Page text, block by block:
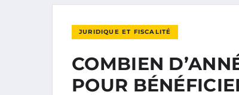
JURIDIQUE ET FISCALITÉ
COMBIEN
POUR